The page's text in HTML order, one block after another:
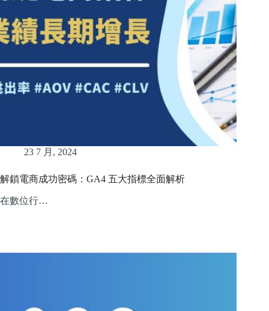
23 7 月, 2024
解鎖電商成功密碼：GA4 五大指標全面解析
在數位行…